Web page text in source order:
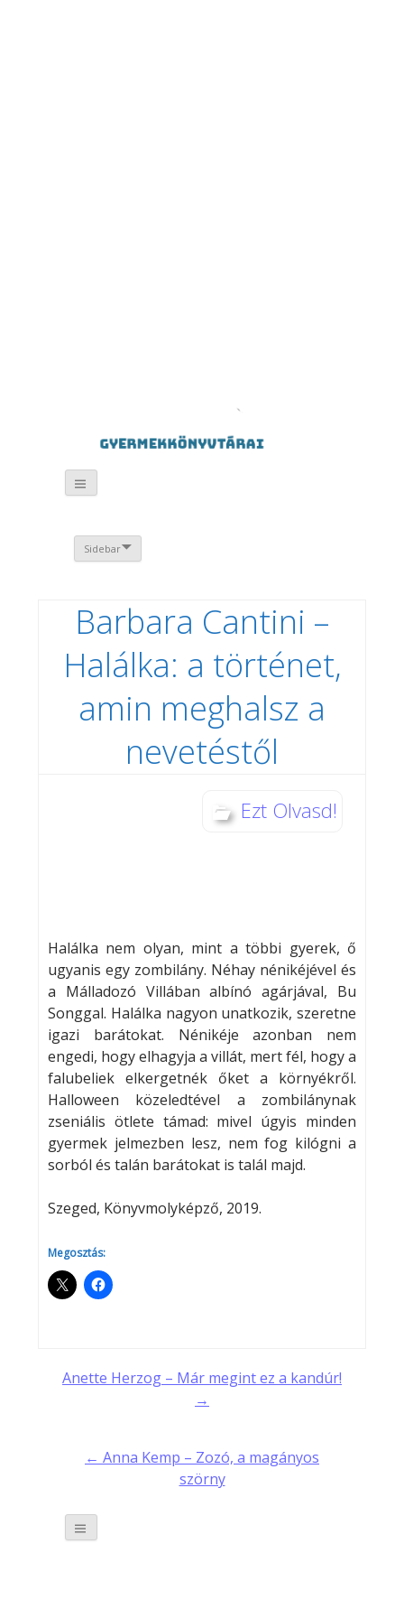
Sidebar
Barbara Cantini –
Halálka: a történet,
amin meghalsz a
nevetéstől
Ezt Olvasd!
Halálka nem olyan, mint a többi gyerek, ő
ugyanis egy zombilány. Néhay nénikéjével és
a Málladozó Villában albínó agárjával, Bu
Songgal. Halálka nagyon unatkozik, szeretne
igazi barátokat. Nénikéje azonban nem
engedi, hogy elhagyja a villát, mert fél, hogy a
falubeliek elkergetnék őket a környékről.
Halloween közeledtével a zombilánynak
zseniális ötlete támad: mivel úgyis minden
gyermek jelmezben lesz, nem fog kilógni a
sorból és talán barátokat is talál majd.
Szeged, Könyvmolyképző, 2019.
Megosztás:
Post
Anette Herzog – Már megint ez a kandúr!
→
← Anna Kemp – Zozó, a magányos
szörny